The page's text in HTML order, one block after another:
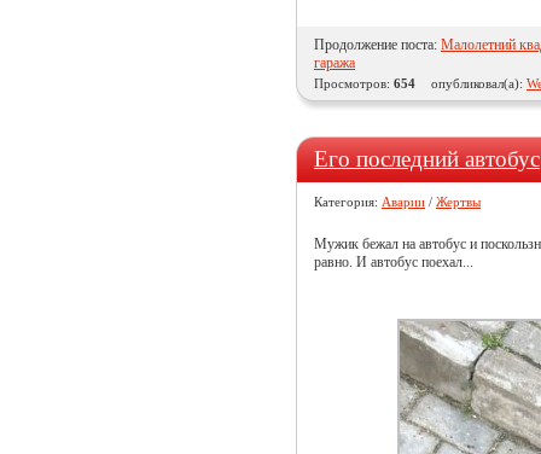
Продолжение поста: Малолетний
гаража
Просмотров: 654 опубликовал(а):
Его последний автобус
Категория: Аварии / Жертвы
Мужик бежал на автобус и
равно. И автобус поехал...